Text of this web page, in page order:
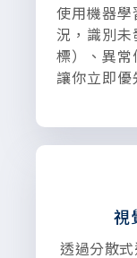
使用機器
況，識別未
標）、異常
讓你立即
視
透過分散